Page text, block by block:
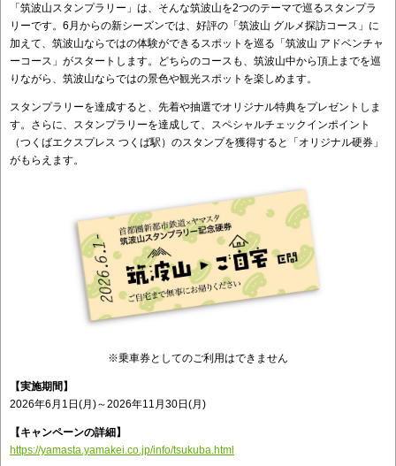
「筑波山スタンプラリー」は、そんな筑波山を2つのテーマで巡るスタンプラ
リーです。6月からの新シーズンでは、好評の「筑波山 グルメ探訪コース」に
加えて、筑波山ならではの体験ができるスポットを巡る「筑波山 アドベンチャ
ーコース」がスタートします。どちらのコースも、筑波山中から頂上までを巡
りながら、筑波山ならではの景色や観光スポットを楽しめます。
スタンプラリーを達成すると、先着や抽選でオリジナル特典をプレゼントしま
す。さらに、スタンプラリーを達成して、スペシャルチェックインポイント
（つくばエクスプレス つくば駅）のスタンプを獲得すると「オリジナル硬券」
がもらえます。
※乗車券としてのご利用はできません
【実施期間】
2026年6月1日(月)～2026年11月30日(月)
【キャンペーンの詳細】
https://yamasta.yamakei.co.jp/info/tsukuba.html